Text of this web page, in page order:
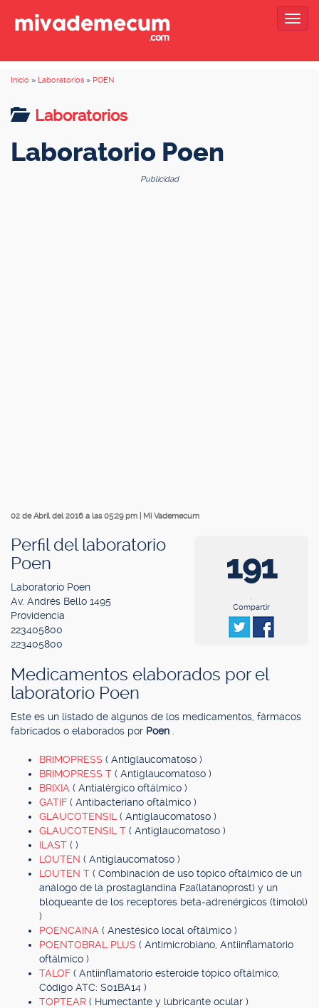
Inicio » Laboratorios » POEN
Laboratorios
Laboratorio Poen
Publicidad
02 de Abril del 2016 a las 05:29 pm Mi Vademecum
191
.
Compartir
Perfil del laboratorio
Poen
Laboratorio Poen
Av. Andrés Bello 1495
Providencia
223405800
223405800
Medicamentos elaborados por el
laboratorio Poen
Este es un listado de algunos de los medicamentos, fármacos
fabricados o elaborados por Poen
BRIMOPRESS ( Antiglaucomatoso )
BRIMOPRESS T ( Antiglaucomatoso )
BRIXIA ( Antialérgico oftálmico )
GATIF ( Antibacteriano oftálmico )
GLAUCOTENSIL ( Antiglaucomatoso )
GLAUCOTENSIL T ( Antiglaucomatoso )
ILAST ( )
LOUTEN ( Antiglaucomatoso )
LOUTEN T ( Combinación de uso tópico oftálmico de un
análogo de la prostaglandina F2a(latanoprost) y un
bloqueante de los receptores beta-adrenérgicos (timolol)
)
POENCAINA ( Anestésico local oftálmico )
POENTOBRAL PLUS ( Antimicrobiano, Antiinflamatorio
oftálmico )
TALOF ( Antiinflamatorio esteroide tópico oftálmico,
Código ATC: S01BA14 )
TOPTEAR ( Humectante y lubricante ocular )